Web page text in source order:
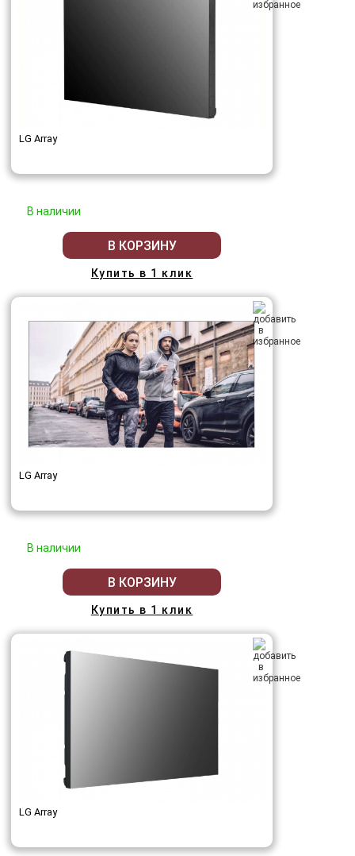
LG Array
В наличии
В КОРЗИНУ
Купить в 1 клик
LG Array
В наличии
В КОРЗИНУ
Купить в 1 клик
LG Array